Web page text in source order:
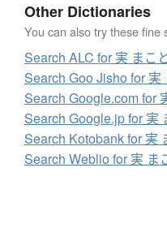
Other Dictionaries
You can also try these fine
Search ALC for 実 まこ
Search Goo Jisho for 実
Search Google.com for
Search Google.jp for 実
Search Kotobank for 実
Search Weblio for 実 ま